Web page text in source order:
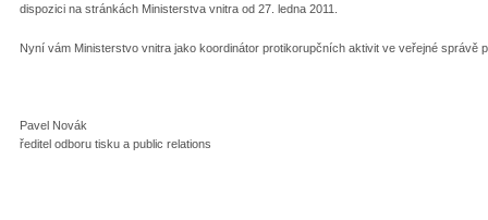
dispozici na stránkách Ministerstva vnitra od 27. ledna 2011.
Nyní vám Ministerstvo vnitra jako koordinátor protikorupčních aktivit ve veřejné správě
Pavel Novák
ředitel odboru tisku a public relations